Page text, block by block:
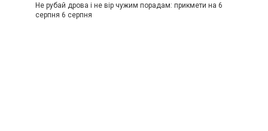
Не рубай дрова і не вір чужим порадам: прикмети на 6
серпня 6 серпня